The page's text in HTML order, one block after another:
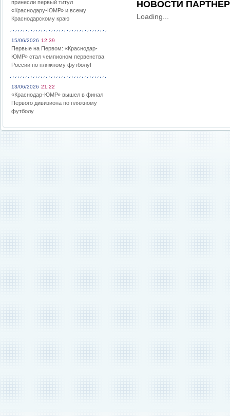
принесли первый титул
«Краснодару-ЮМР» и всему
Краснодарскому краю
15/06/2026 12:39
Первые на Первом: «Краснодар-
ЮМР» стал чемпионом первенства
России по пляжному футболу!
13/06/2026 21:22
«Краснодар-ЮМР» вышел в финал
Первого дивизиона по пляжному
футболу
НОВОСТИ
Loading...